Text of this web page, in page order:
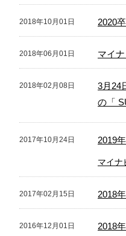
2018年10月01日 2020
2018年06月01日 マイ
2018年02月08日
3月24
の「
2017年10月24日 2019
マイナ
2017年02月15日 2018
2016年12月01日 2018